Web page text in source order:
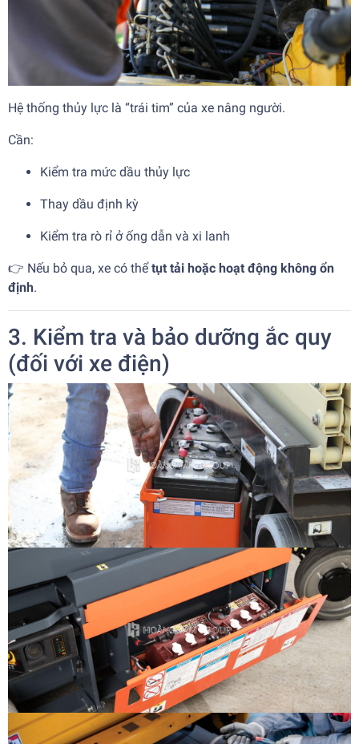
Hệ thống thủy lực là “trái tim” của xe nâng người.
Cần:
Kiểm tra mức dầu thủy lực
Thay dầu định kỳ
Kiểm tra rò rỉ ở ống dẫn và xi lanh
👉 Nếu bỏ qua, xe có thểtụt tải hoặc hoạt động không ổn
định.
3. Kiểm tra và bảo dưỡng ắc quy
(đối với xe điện)